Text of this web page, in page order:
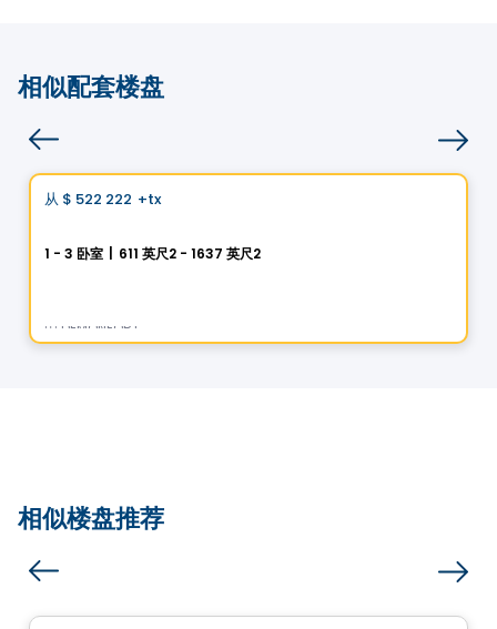
相似配套楼盘
Condo
从 $ 522 222 +tx
1 - 3 卧室 611 英尺2 - 1637 英尺2
由 DEMONFORT
相似楼盘推荐